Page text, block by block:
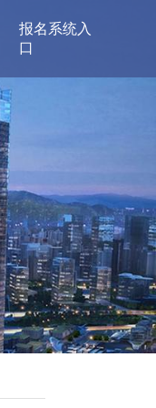
报名系统入
口